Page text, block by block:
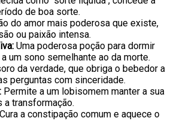
de boa sorte.
do amor mais poderosa que existe,
ou paixão intensa.
Uma poderosa poção para dormir
um sono semelhante ao da morte.
da verdade, que obriga o bebedor a
perguntas com sinceridade.
Permite a um lobisomem manter a sua
a transformação.
Cura a constipação comum e aquece o